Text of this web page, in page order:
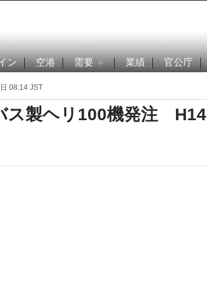
ン 空港 需要 業績 官公庁
08:14 JST
ス製ヘリ100機発注